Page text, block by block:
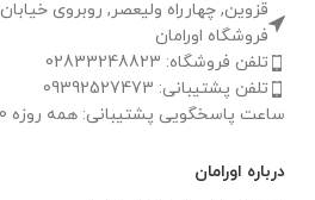
قزوین, چهارراه ولیعصر, روبروی
فروشگاه اورامان
تلفن فروشگاه: 02833248823
تلفن پشتیبانی: 09392527473
ساعت پاسخگویی پشتیبانی: همه روزه 10 تا 19
درباره اورامان